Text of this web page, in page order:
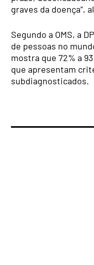
graves da doença”,
Segundo a OMS, a
de pessoas no
mostra que 72% a
que apresentam
subdiagnosticados.